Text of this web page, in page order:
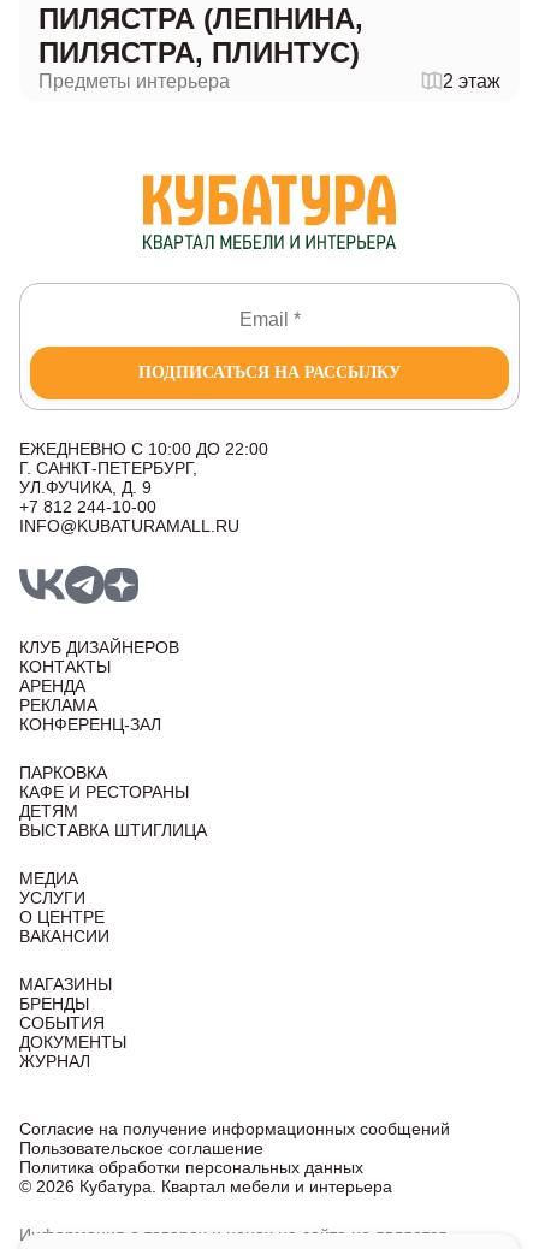
ПИЛЯСТРА (ЛЕПНИНА,
ПИЛЯСТРА, ПЛИНТУС)
Предметы интерьера 2 этаж
ПОДПИСАТЬСЯ НА РАССЫЛКУ
ЕЖЕДНЕВНО С 10:00 ДО 22:00
Г. САНКТ-ПЕТЕРБУРГ,
УЛ.ФУЧИКА, Д. 9
+7 812 244-10-00
INFO@KUBATURAMALL.RU
КЛУБ ДИЗАЙНЕРОВ
КОНТАКТЫ
АРЕНДА
РЕКЛАМА
КОНФЕРЕНЦ-ЗАЛ
ПАРКОВКА
КАФЕ И РЕСТОРАНЫ
ДЕТЯМ
ВЫСТАВКА ШТИГЛИЦА
МЕДИА
УСЛУГИ
О ЦЕНТРЕ
ВАКАНСИИ
МАГАЗИНЫ
БРЕНДЫ
СОБЫТИЯ
ДОКУМЕНТЫ
ЖУРНАЛ
© 2026 Кубатура. Квартал мебели и интерьера
Согласие на получение информационных сообщений
Пользовательское соглашение
Политика обработки персональных данных
Информация о товарах и ценах на сайте не является